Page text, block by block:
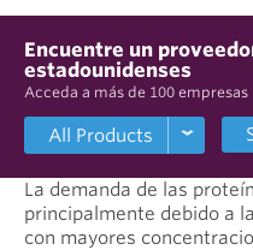
Encuentre un
estadounidenses
Acceda a más de 100 empresas
La demanda de las
principalmente debido a
con mayores